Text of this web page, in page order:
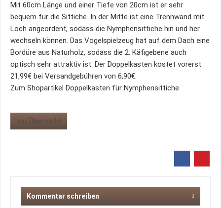
Mit 60cm Länge und einer Tiefe von 20cm ist er sehr
bequem für die Sittiche. In der Mitte ist eine Trennwand mit
Loch angeordent, sodass die Nymphensittiche hin und her
wechseln können. Das Vogelspielzeug hat auf dem Dach eine
Bordüre aus Naturholz, sodass die 2. Käfigebene auch
optisch sehr attraktiv ist. Der Doppelkasten kostet vorerst
21,99€ bei Versandgebühren von 6,90€.
Zum Shopartikel Doppelkasten für Nymphensittiche
zur Übersicht
Kommentar schreiben